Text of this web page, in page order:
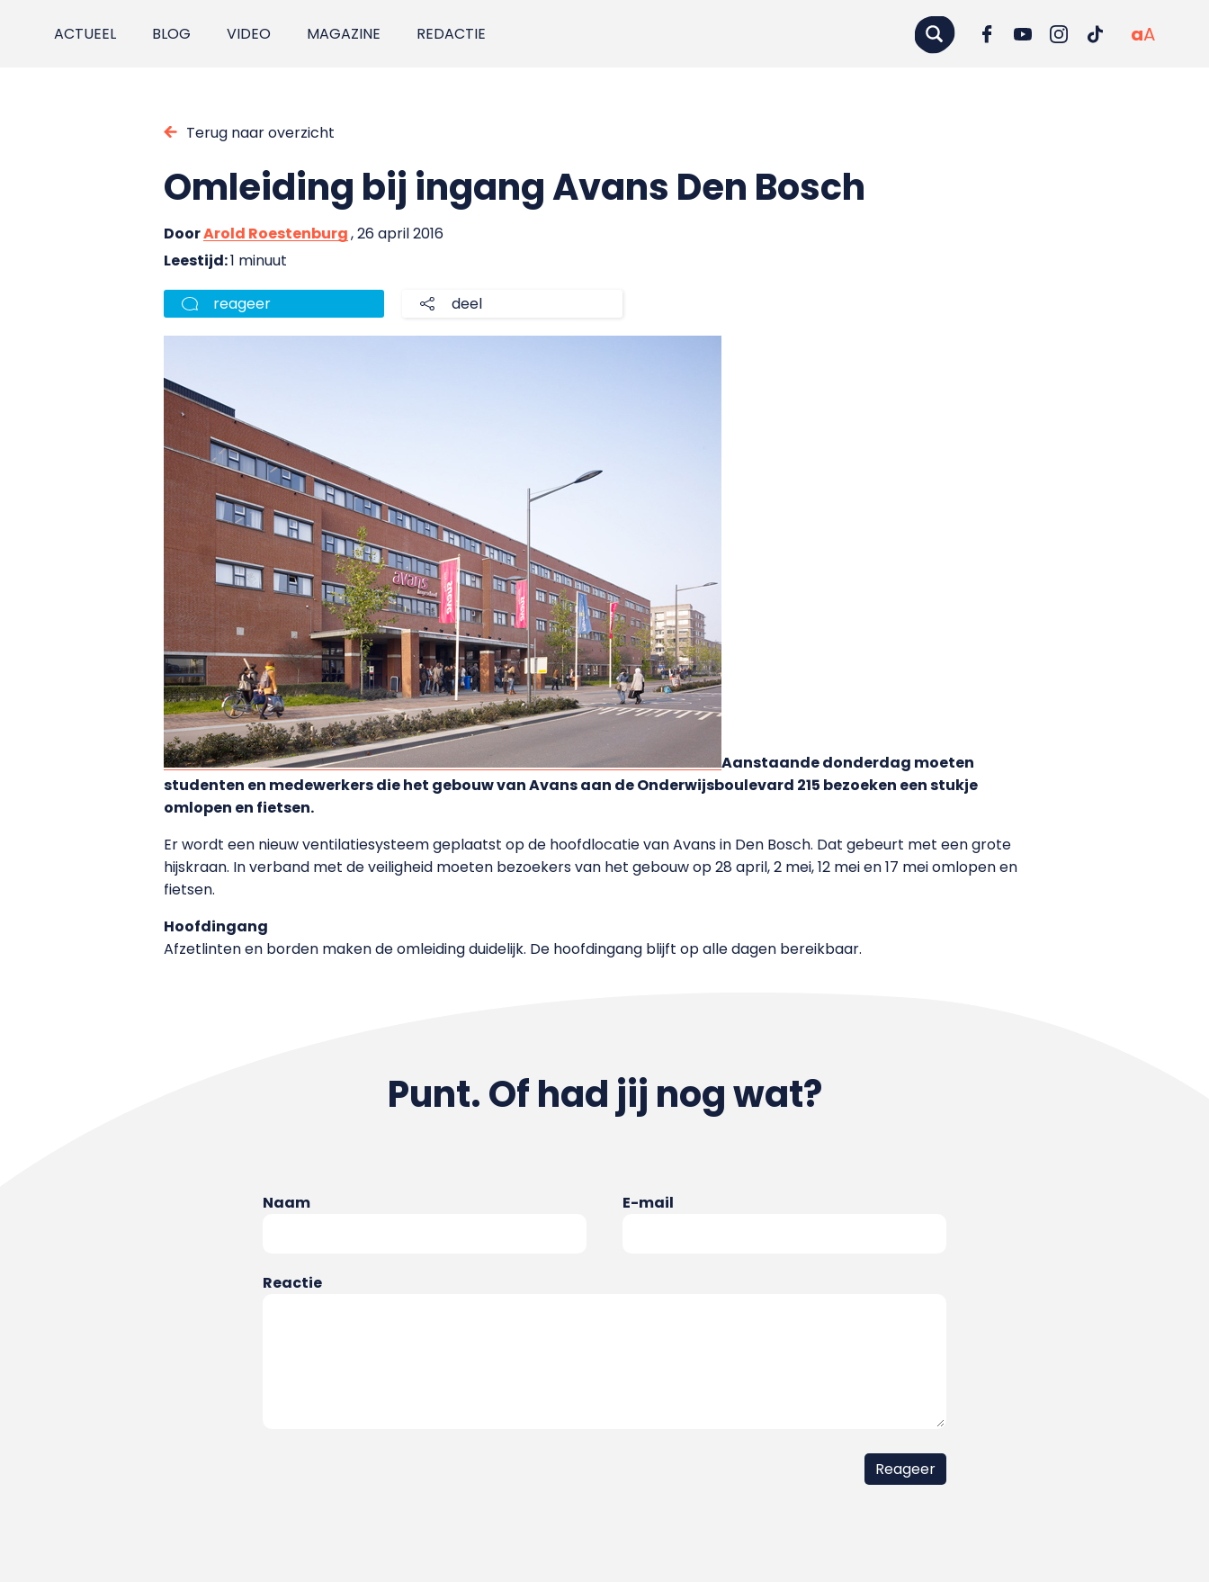
ACTUEEL BLOG VIDEO MAGAZINE REDACTIE aA
Terug naar overzicht
Omleiding bij ingang Avans Den Bosch
DoorArold Roestenburg, 26 april 2016
Leestijd:1 minuut
reageer deel
Aanstaande donderdag moeten
studenten en medewerkers die het gebouw van Avans aan de Onderwijsboulevard 215 bezoeken een stukje
omlopen en fietsen.
Er wordt een nieuw ventilatiesysteem geplaatst op de hoofdlocatie van Avans in Den Bosch. Dat gebeurt met een grote
hijskraan. In verband met de veiligheid moeten bezoekers van het gebouw op 28 april, 2 mei, 12 mei en 17 mei omlopen en
fietsen.
Hoofdingang
Afzetlinten en borden maken de omleiding duidelijk. De hoofdingang blijft op alle dagen bereikbaar.
Punt. Of had jij nog wat?
Naam E-mail
Reactie